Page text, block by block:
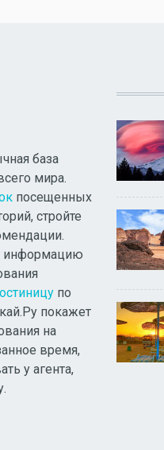
база
мира.
посещенных
стройте
информацию
по
покажет
на
время,
у агента,